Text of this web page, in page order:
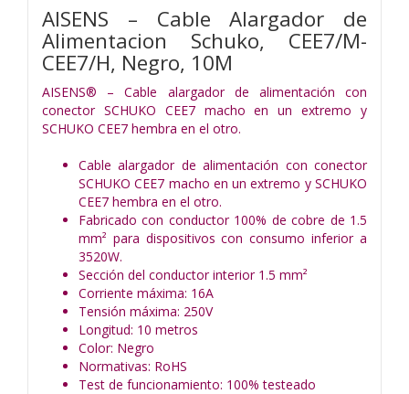
AISENS – Cable Alargador de
Alimentacion Schuko, CEE7/M-
CEE7/H, Negro, 10M
AISENS® – Cable alargador de alimentación con
conector SCHUKO CEE7 macho en un extremo y
SCHUKO CEE7 hembra en el otro.
Cable alargador de alimentación con conector
SCHUKO CEE7 macho en un extremo y SCHUKO
CEE7 hembra en el otro.
Fabricado con conductor 100% de cobre de 1.5
mm² para dispositivos con consumo inferior a
3520W.
Sección del conductor interior 1.5 mm²
Corriente máxima: 16A
Tensión máxima: 250V
Longitud: 10 metros
Color: Negro
Normativas: RoHS
Test de funcionamiento: 100% testeado